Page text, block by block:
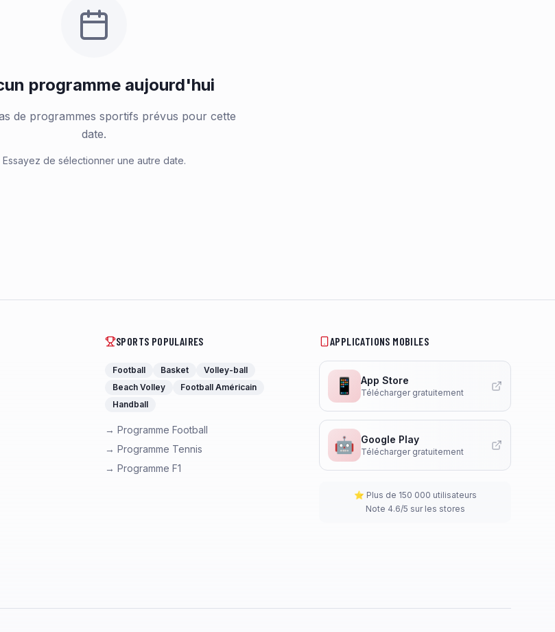
programme aujourd'hui
de programmes sportifs prévus pour cette
date.
Essayez de sélectionner une autre date.
SPORTS POPULAIRES
Football Basket
Volley-ball
Beach Volley
Football Américain
Handball
→ Programme Football
→ Programme Tennis
→ Programme F1
APPLICATIONS MOBILES
📱 App Store
Télécharger gratuitement
🤖 Google Play
Télécharger gratuitement
⭐ Plus de 150 000 utilisateurs
Note 4.6/5 sur les stores